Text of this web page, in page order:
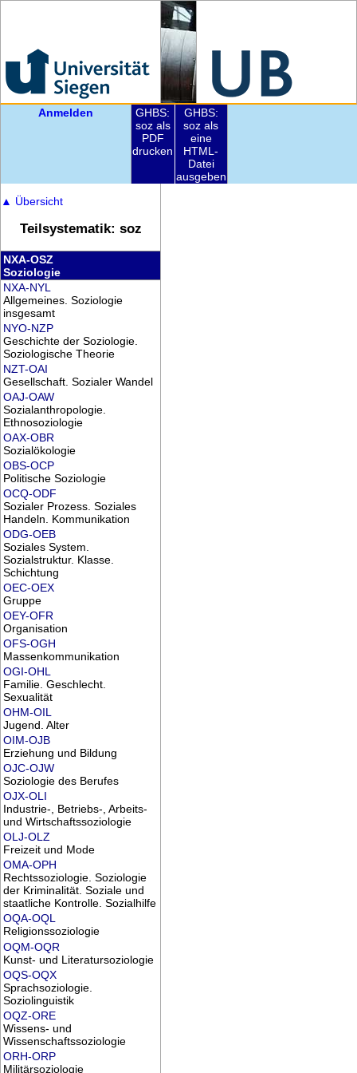
Anmelden
GHBS:
soz als
PDF
drucken
GHBS:
soz als
eine
HTML-
Datei
ausgeben
▲ Übersicht
Teilsystematik: soz
NXA-OSZ
Soziologie
NXA-NYL
Allgemeines. Soziologie
insgesamt
NYO-NZP
Geschichte der Soziologie.
Soziologische Theorie
NZT-OAI
Gesellschaft. Sozialer Wandel
OAJ-OAW
Sozialanthropologie.
Ethnosoziologie
OAX-OBR
Sozialökologie
OBS-OCP
Politische Soziologie
OCQ-ODF
Sozialer Prozess. Soziales
Handeln. Kommunikation
ODG-OEB
Soziales System.
Sozialstruktur. Klasse.
Schichtung
OEC-OEX
Gruppe
OEY-OFR
Organisation
OFS-OGH
Massenkommunikation
OGI-OHL
Familie. Geschlecht.
Sexualität
OHM-OIL
Jugend. Alter
OIM-OJB
Erziehung und Bildung
OJC-OJW
Soziologie des Berufes
OJX-OLI
Industrie-, Betriebs-, Arbeits-
und Wirtschaftssoziologie
OLJ-OLZ
Freizeit und Mode
OMA-OPH
Rechtssoziologie. Soziologie
der Kriminalität. Soziale und
staatliche Kontrolle. Sozialhilfe
OQA-OQL
Religionssoziologie
OQM-OQR
Kunst- und Literatursoziologie
OQS-OQX
Sprachsoziologie.
Soziolinguistik
OQZ-ORE
Wissens- und
Wissenschaftssoziologie
ORH-ORP
Militärsoziologie